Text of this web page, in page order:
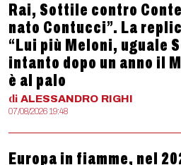
Rai, Sottile contro
nato Contucci”. La
“Lui più Meloni, uguale
intanto dopo un anno il
è al palo
di ALESSANDRO RIGHI
07/08/2026 19:48
Europa in fiamme, nel